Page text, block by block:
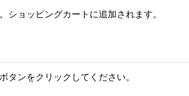
ョッピングカートに追加されます。
ンをクリックしてください。